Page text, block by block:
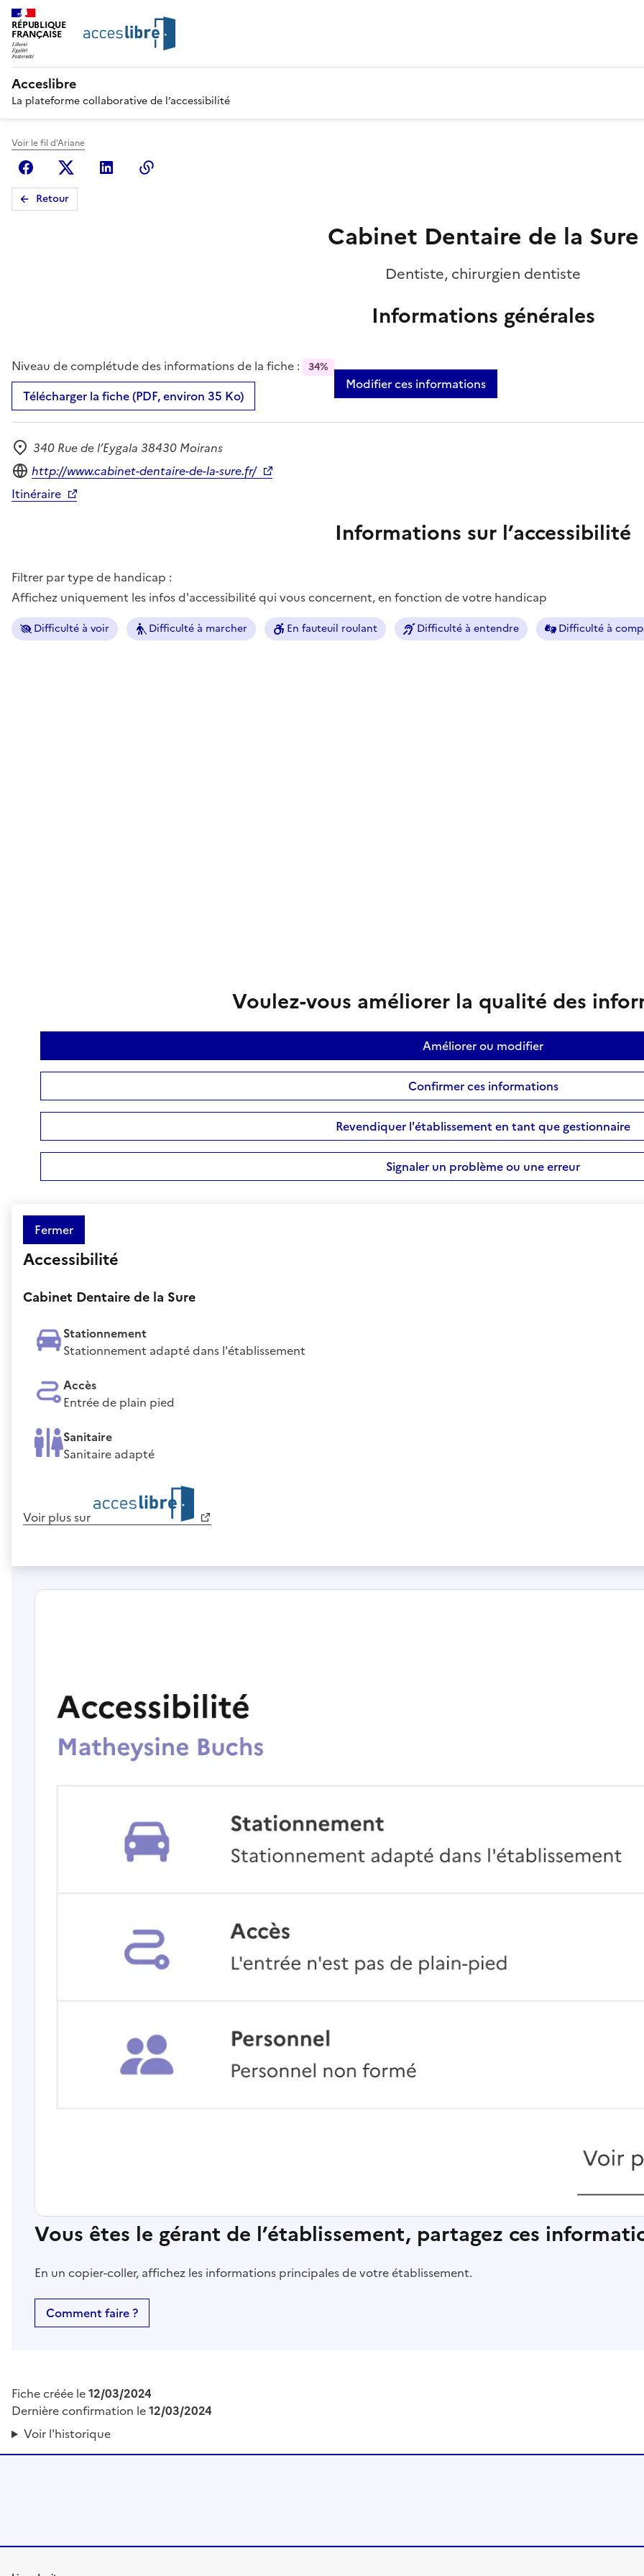
RÉPUBLIQUE
FRANÇAISE
Acceslibre
La plateforme collaborative de l’accessibilité
Voir le fil d'Ariane
FacebookX (anciennement Twitter)
Linkedin
Retour
Cabinet Dentaire de la Sure
Dentiste, chirurgien dentiste
Informations générales
Niveau de complétude des informations de la fiche : 34%
Télécharger la fiche (PDF, environ 35 Ko)
Modifier ces informations
Adresse
340 Rue de l’Eygala 38430 Moirans
Site internet
http://www.cabinet-dentaire-de-la-sure.fr/
Itinéraire
Informations sur l’accessibilité
Filtrer par type de handicap :
Affichez uniquement les infos d'accessibilité qui vous concernent, en fonction de votre handicap
Difficulté à voir Difficulté à marcher En fauteuil roulant Difficulté à entendre Difficulté à
Voulez-vous améliorer la qualité des
Améliorer ou modifier
Confirmer ces informations
Revendiquer l'établissement en tant que gestionnaire
Signaler un problème ou une erreur
Fermer
Accessibilité
Cabinet Dentaire de la Sure
Stationnement
Stationnement adapté dans l'établissement
Accès
Entrée de plain pied
Sanitaire
Sanitaire adapté
Voir plus sur
Vous êtes le gérant de l’établissement, partagez ces
En un copier-coller, affichez les informations principales de votre établissement.
Comment faire ?
Fiche créée le12/03/2024
Dernière confirmation le12/03/2024
Voir l'historique